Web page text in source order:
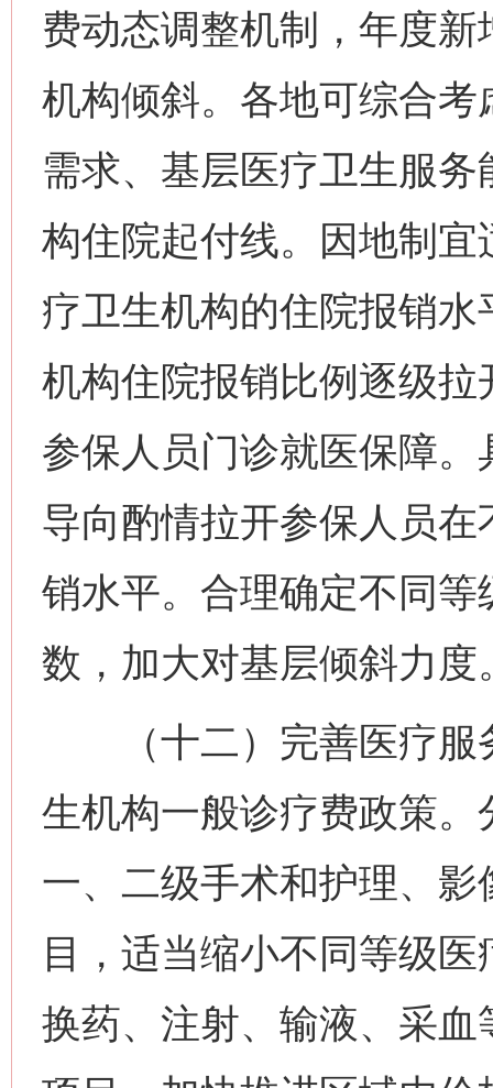
费动态调整机制，年度
机构倾斜。各地可综合
需求、基层医疗卫生服
构住院起付线。因地制
疗卫生机构的住院报销
机构住院报销比例逐级
参保人员门诊就医保障
导向酌情拉开参保人员
销水平。合理确定不同
数，加大对基层倾斜力度
（十二）完善医疗服
生机构一般诊疗费政策
一、二级手术和护理、
目，适当缩小不同等级
换药、注射、输液、采